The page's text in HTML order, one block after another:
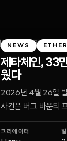
NEWS
제타체인, 33
웠다
2026년 4월 26일 발
사건은 버그 바운티
크리에이터